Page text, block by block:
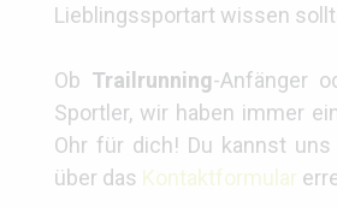
Lieblingssportart wissen
Ob Trailrunning-Anfänger
Sportler, wir haben immer
Ohr für dich! Du kannst
über das Kontaktformular